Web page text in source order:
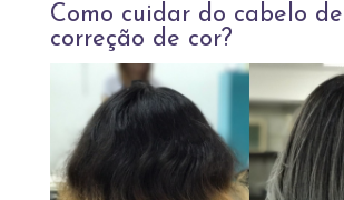
Como cuidar do cabelo
correção de cor?